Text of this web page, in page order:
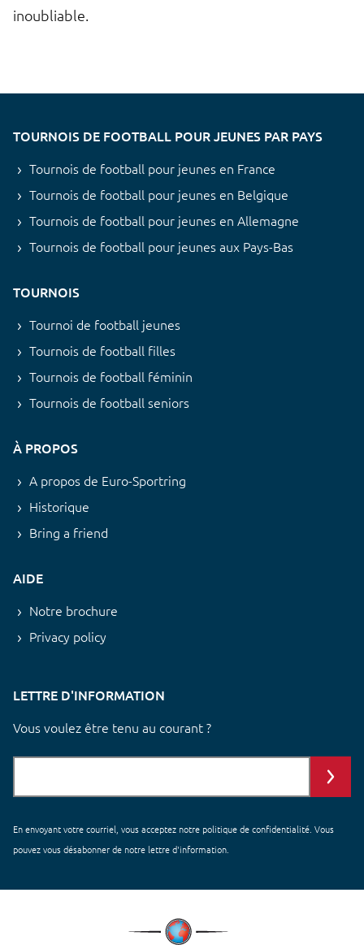
inoubliable.
TOURNOIS DE FOOTBALL POUR JEUNES PAR PAYS
Tournois de football pour jeunes en France
Tournois de football pour jeunes en Belgique
Tournois de football pour jeunes en Allemagne
Tournois de football pour jeunes aux Pays-Bas
TOURNOIS
Tournoi de football jeunes
Tournois de football filles
Tournois de football féminin
Tournois de football seniors
À PROPOS
A propos de Euro-Sportring
Historique
Bring a friend
AIDE
Notre brochure
Privacy policy
LETTRE D'INFORMATION
Vous voulez être tenu au courant ?
En envoyant votre courriel, vous acceptez notre politique de confidentialité . Vous
pouvez vous désabonner de notre lettre d'information.